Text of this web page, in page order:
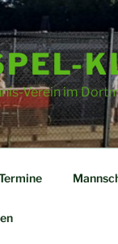
Verein im